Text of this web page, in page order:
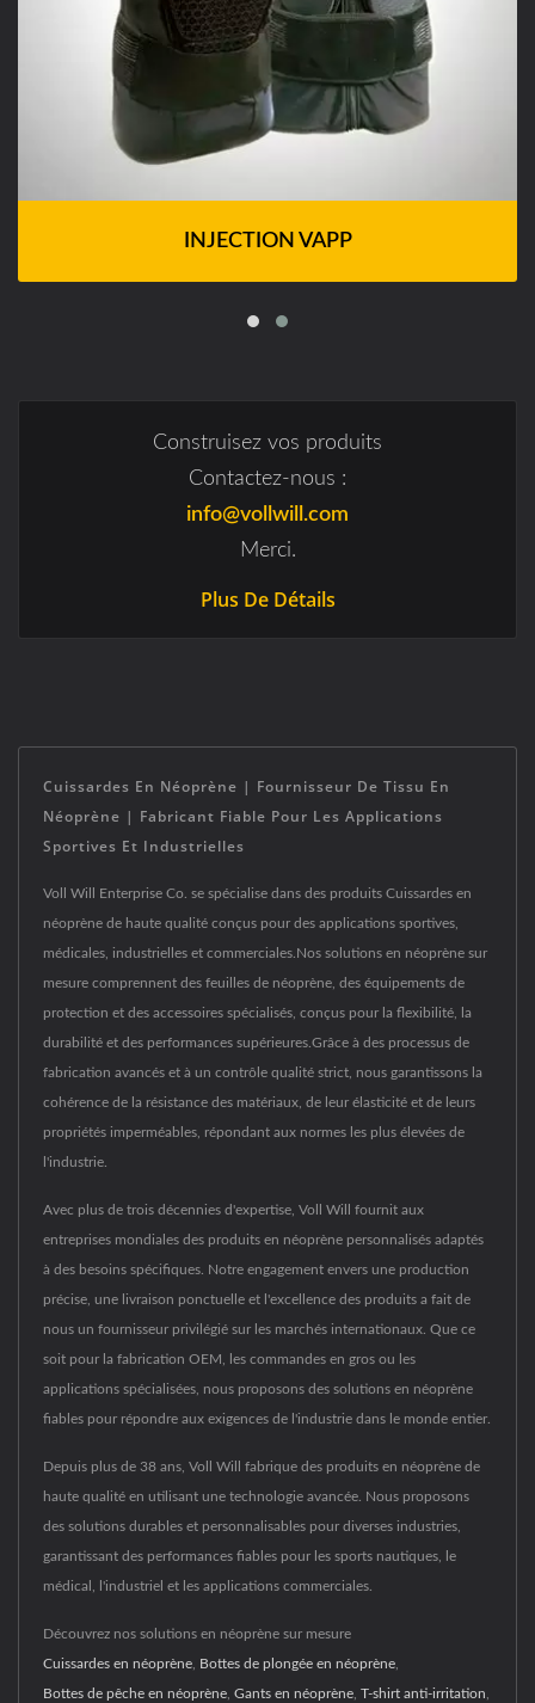
INJECTION VAPP
Construisez vos produits
Contactez-nous :
info@vollwill.com
Merci.
Plus De Détails
Cuissardes En Néoprène | Fournisseur De Tissu En
Néoprène | Fabricant Fiable Pour Les Applications
Sportives Et Industrielles
Voll Will Enterprise Co. se spécialise dans des produits Cuissardes en
néoprène de haute qualité conçus pour des applications sportives,
médicales, industrielles et commerciales.Nos solutions en néoprène sur
mesure comprennent des feuilles de néoprène, des équipements de
protection et des accessoires spécialisés, conçus pour la flexibilité, la
durabilité et des performances supérieures.Grâce à des processus de
fabrication avancés et à un contrôle qualité strict, nous garantissons la
cohérence de la résistance des matériaux, de leur élasticité et de leurs
propriétés imperméables, répondant aux normes les plus élevées de
l'industrie.
Avec plus de trois décennies d'expertise, Voll Will fournit aux
entreprises mondiales des produits en néoprène personnalisés adaptés
à des besoins spécifiques. Notre engagement envers une production
précise, une livraison ponctuelle et l'excellence des produits a fait de
nous un fournisseur privilégié sur les marchés internationaux. Que ce
soit pour la fabrication OEM, les commandes en gros ou les
applications spécialisées, nous proposons des solutions en néoprène
fiables pour répondre aux exigences de l'industrie dans le monde entier.
Depuis plus de 38 ans, Voll Will fabrique des produits en néoprène de
haute qualité en utilisant une technologie avancée. Nous proposons
des solutions durables et personnalisables pour diverses industries,
garantissant des performances fiables pour les sports nautiques, le
médical, l'industriel et les applications commerciales.
Découvrez nos solutions en néoprène sur mesure
Cuissardes en néoprène Bottes de plongée en néoprène
Bottes de pêche en néoprène Gants en néoprène T-shirt anti-irritation